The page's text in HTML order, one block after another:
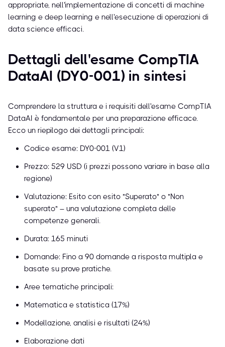
appropriate, nell'implementazione di concetti di machine
learning e deep learning e nell'esecuzione di operazioni di
data science efficaci.
Dettagli dell'esame CompTIA
DataAI (DY0-001) in sintesi
Comprendere la struttura e i requisiti dell'esame CompTIA
DataAI è fondamentale per una preparazione efficace.
Ecco un riepilogo dei dettagli principali:
Codice esame: DY0-001 (V1)
Prezzo: 529 USD (i prezzi possono variare in base alla
regione)
Valutazione: Esito con esito "Superato" o "Non
superato" – una valutazione completa delle
competenze generali.
Durata: 165 minuti
Domande: Fino a 90 domande a risposta multipla e
basate su prove pratiche.
Aree tematiche principali:
Matematica e statistica (17%)
Modellazione, analisi e risultati (24%)
Elaborazione dati